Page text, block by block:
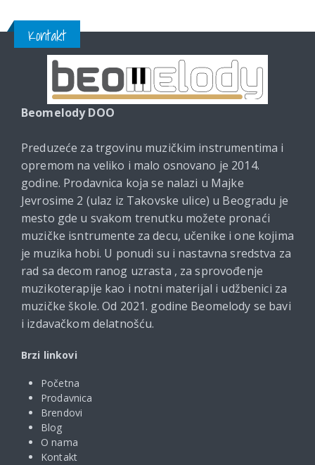
Kontakt
Beomelody DOO
Preduzeće za trgovinu muzičkim instrumentima i
opremom na veliko i malo osnovano je 2014.
godine. Prodavnica koja se nalazi u Majke
Jevrosime 2 (ulaz iz Takovske ulice) u Beogradu je
mesto gde u svakom trenutku možete pronaći
muzičke isntrumente za decu, učenike i one kojima
je muzika hobi. U ponudi su i nastavna sredstva za
rad sa decom ranog uzrasta , za sprovođenje
muzikoterapije kao i notni materijal i udžbenici za
muzičke škole. Od 2021. godine Beomelody se bavi
i izdavačkom delatnošću.
Brzi linkovi
Početna
Prodavnica
Brendovi
Blog
O nama
Kontakt